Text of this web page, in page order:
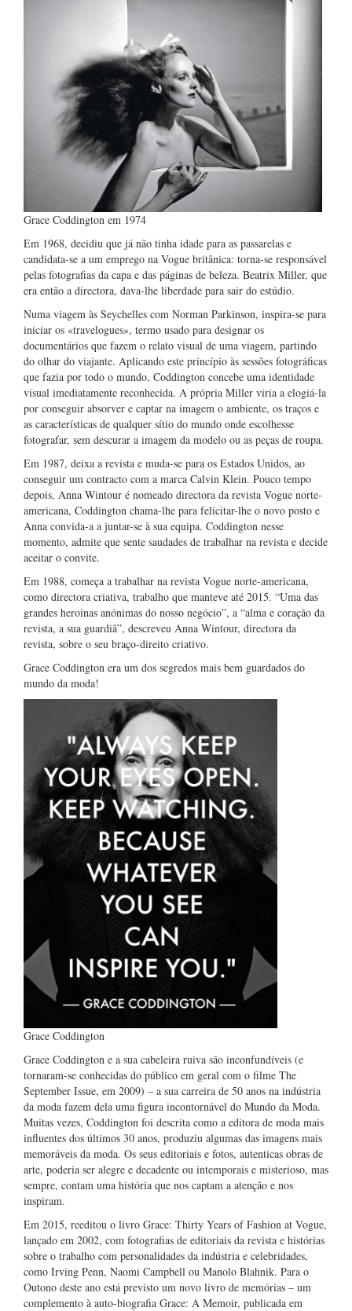
Grace Coddington em 1974
Em 1968, decidiu que já não tinha idade para as passarelas e
candidata-se a um emprego na Vogue britânica: torna-se responsável
pelas fotografias da capa e das páginas de beleza. Beatrix Miller, que
era então a directora, dava-lhe liberdade para sair do estúdio.
Numa viagem às Seychelles com Norman Parkinson, inspira-se para
iniciar os «travelogues», termo usado para designar os
documentários que fazem o relato visual de uma viagem, partindo
do olhar do viajante. Aplicando este princípio às sessões fotográficas
que fazia por todo o mundo, Coddington concebe uma identidade
visual imediatamente reconhecida. A própria Miller viria a elogiá-la
por conseguir absorver e captar na imagem o ambiente, os traços e
as características de qualquer sítio do mundo onde escolhesse
fotografar, sem descurar a imagem da modelo ou as peças de roupa.
Em 1987, deixa a revista e muda-se para os Estados Unidos, ao
conseguir um contracto com a marca Calvin Klein. Pouco tempo
depois, Anna Wintour é nomeado directora da revista Vogue norte-
americana, Coddington chama-lhe para felicitar-lhe o novo posto e
Anna convida-a a juntar-se à sua equipa. Coddington nesse
momento, admite que sente saudades de trabalhar na revista e decide
aceitar o convite.
Em 1988, começa a trabalhar na revista Vogue norte-americana,
como directora criativa, trabalho que manteve até 2015. “Uma das
grandes heroínas anónimas do nosso negócio”, a “alma e coração da
revista, a sua guardiã”, descreveu Anna Wintour, directora da
revista, sobre o seu braço-direito criativo.
Grace Coddington era um dos segredos mais bem guardados do
mundo da moda!
Grace Coddington
Grace Coddington e a sua cabeleira ruiva são inconfundíveis (e
tornaram-se conhecidas do público em geral com o filme The
September Issue, em 2009) – a sua carreira de 50 anos na indústria
da moda fazem dela uma figura incontornável do Mundo da Moda.
Muitas vezes, Coddington foi descrita como a editora de moda mais
influentes dos últimos 30 anos, produziu algumas das imagens mais
memoráveis da moda. Os seus editoriais e fotos, autenticas obras de
arte, poderia ser alegre e decadente ou intemporais e misterioso, mas
sempre, contam uma história que nos captam a atenção e nos
inspiram.
Em 2015, reeditou o livro Grace: Thirty Years of Fashion at Vogue,
lançado em 2002, com fotografias de editoriais da revista e histórias
sobre o trabalho com personalidades da indústria e celebridades,
como Irving Penn, Naomi Campbell ou Manolo Blahnik. Para o
Outono deste ano está previsto um novo livro de memórias – um
complemento à auto-biografia Grace: A Memoir, publicada em